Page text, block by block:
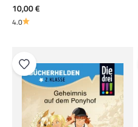
Angebot
10,00 €
4.0